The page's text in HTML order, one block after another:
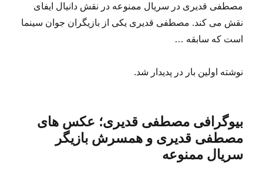
مصطفی قدیری در سریال ممنوعه در نقش دانیال ایفای
نقش می کند. مصطفی قدیری یکی از بازیگران جوان سینما
است که سابقه …
نوشته اولین بار در پدیدار شد.
بیوگرافی مصطفی قدیری؛ عکس های
مصطفی قدیری و همسرش بازیگر
سریال ممنوعه